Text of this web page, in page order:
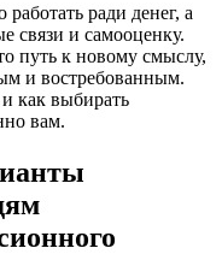
ради денег, а
связи и самооценку.
путь к новому смыслу,
и востребованным.
как выбирать
вам.